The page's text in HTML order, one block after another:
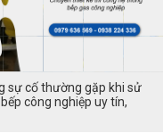
sự cố thường gặp khi sử
công nghiệp uy tín,